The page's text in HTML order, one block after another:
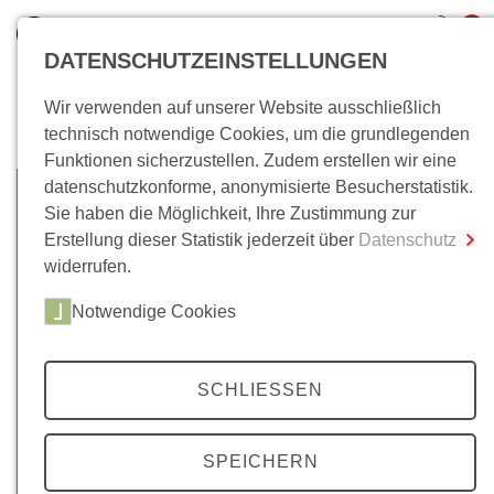
inkl. MwSt.
0,00 €
Zum Warenkorb Zur Kasse
Bücher/E-Books
DATENSCHUTZEINSTELLUNGEN
Wir verwenden auf unserer Website ausschließlich
technisch notwendige Cookies, um die grundlegenden
Funktionen sicherzustellen. Zudem erstellen wir eine
datenschutzkonforme, anonymisierte Besucherstatistik.
Sie haben die Möglichkeit, Ihre Zustimmung zur
Erstellung dieser Statistik jederzeit über Datenschutz
widerrufen.
Notwendige Cookies
SCHLIESSEN
SPEICHERN